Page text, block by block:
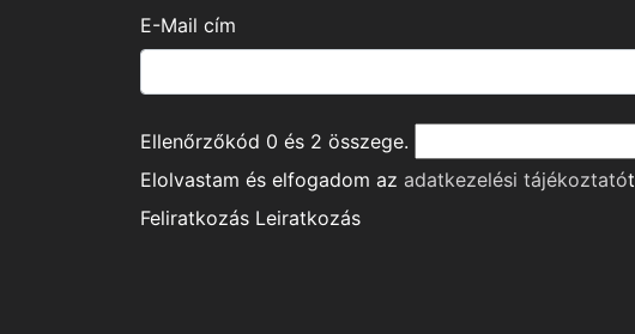
E-Mail cím
Ellenőrzőkód 0 és 2 összege.
Elolvastam és elfogadom az adatkezelési tájékoztatót
Feliratkozás Leiratkozás